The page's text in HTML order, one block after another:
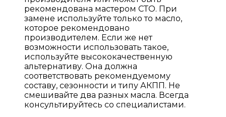
рекомендована мастером СТО. При
замене используйте только то масло,
которое рекомендовано
производителем. Если же нет
возможности использовать такое,
используйте высококачественную
альтернативу. Она должна
соответствовать рекомендуемому
составу, сезонности и типу АКПП. Не
смешивайте два разных масла. Всегда
консультируйтесь со специалистами.